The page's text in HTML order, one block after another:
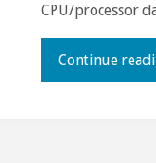
CPU/processor
Continue